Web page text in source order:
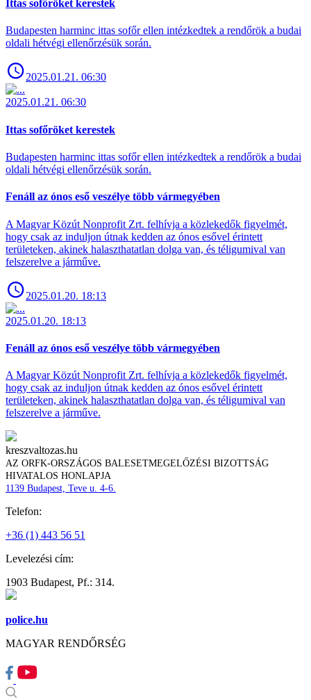
Ittas sofőröket kerestek
Budapesten harminc ittas sofőr ellen intézkedtek a rendőrök a budai
oldali hétvégi ellenőrzésük során.
2025.01.21. 06:30
2025.01.21. 06:30
Ittas sofőröket kerestek
Budapesten harminc ittas sofőr ellen intézkedtek a rendőrök a budai
oldali hétvégi ellenőrzésük során.
Fenáll az ónos eső veszélye több vármegyében
A Magyar Közút Nonprofit Zrt. felhívja a közlekedők figyelmét,
hogy csak az induljon útnak kedden az ónos esővel érintett
területeken, akinek halaszthatatlan dolga van, és téligumival van
felszerelve a járműve.
2025.01.20. 18:13
2025.01.20. 18:13
Fenáll az ónos eső veszélye több vármegyében
A Magyar Közút Nonprofit Zrt. felhívja a közlekedők figyelmét,
hogy csak az induljon útnak kedden az ónos esővel érintett
területeken, akinek halaszthatatlan dolga van, és téligumival van
felszerelve a járműve.
kreszvaltozas.hu
AZ ORFK-ORSZÁGOS BALESETMEGELŐZÉSI BIZOTTSÁG
HIVATALOS HONLAPJA
1139 Budapest, Teve u. 4-6.
Telefon:
+36 (1) 443 56 51
Levelezési cím:
1903 Budapest, Pf.: 314.
police.hu
MAGYAR RENDŐRSÉG